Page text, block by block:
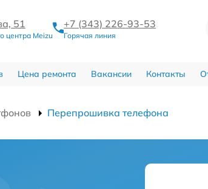
51
центра Meizu
+7 (343) 226-93-53
Горячая линия
Цена ремонта Вакансии Контакты
Перепрошивка телефона